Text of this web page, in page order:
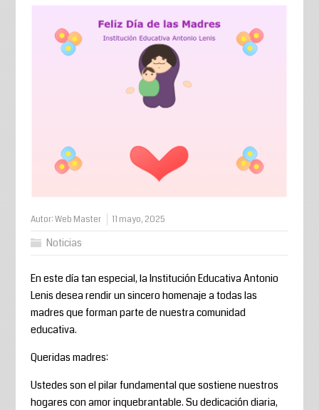
Autor:Web Master 11 mayo, 2025
Noticias
En este día tan especial, la Institución Educativa Antonio
Lenis desea rendir un sincero homenaje a todas las
madres que forman parte de nuestra comunidad
educativa.
Queridas madres:
Ustedes son el pilar fundamental que sostiene nuestros
hogares con amor inquebrantable. Su dedicación diaria,